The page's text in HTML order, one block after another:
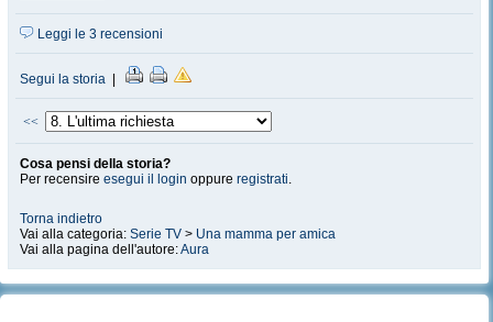
Leggi le 3 recensioni
Segui la storia
<<
Cosa pensi della storia?
Per recensire esegui il login oppure registrati.
Torna indietro
Vai alla categoria: Serie TV > Una mamma per amica
Vai alla pagina dell'autore:Aura